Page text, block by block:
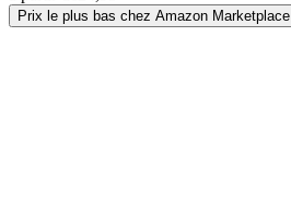
Prix le plus bas chez Amazon Marketplace